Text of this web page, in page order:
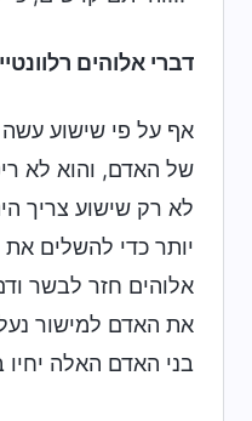
דברי אלוהים
אף על פי שישוע
של האדם, והוא לא
לא רק שישוע צריך
יותר כדי להשלים
אלוהים חזר לבשר
את האדם למישור
בני האדם האלה